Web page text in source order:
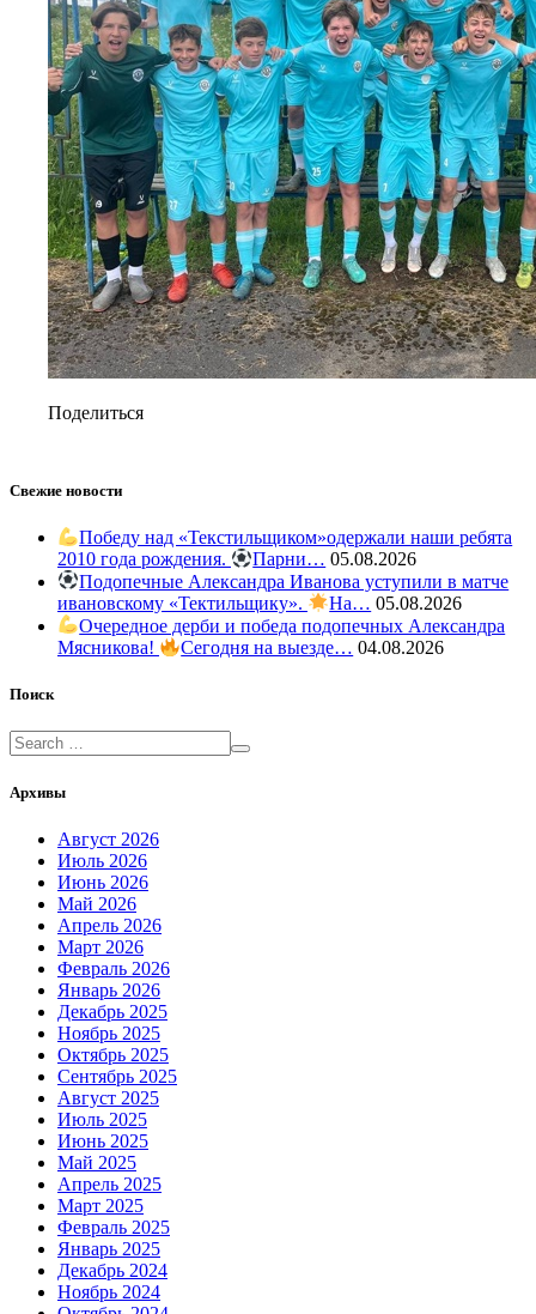
Поделиться
Свежие новости
Победу над «Текстильщиком»одержали наши ребята
2010 года рождения.
Парни… 05.08.2026
Подопечные Александра Иванова уступили в матче
ивановскому «Тектильщику».
На… 05.08.2026
Очередное дерби и победа подопечных Александра
Мясникова!
Сегодня на выезде… 04.08.2026
Поиск
Архивы
Август 2026
Июль 2026
Июнь 2026
Май 2026
Апрель 2026
Март 2026
Февраль 2026
Январь 2026
Декабрь 2025
Ноябрь 2025
Октябрь 2025
Сентябрь 2025
Август 2025
Июль 2025
Июнь 2025
Май 2025
Апрель 2025
Март 2025
Февраль 2025
Январь 2025
Декабрь 2024
Ноябрь 2024